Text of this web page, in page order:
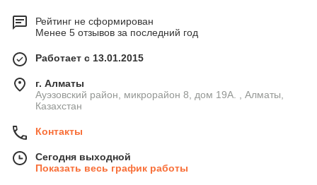
Рейтинг не сформирован
Менее 5 отзывов за последний год
Работает с 13.01.2015
г. Алматы
Ауэзовский район, микрорайон 8, дом 19А. , Алматы,
Казахстан
Контакты
Сегодня выходной
Показать весь график работы